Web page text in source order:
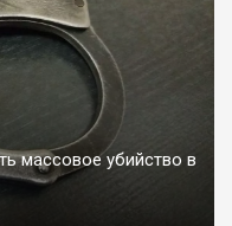
массовое убийство в